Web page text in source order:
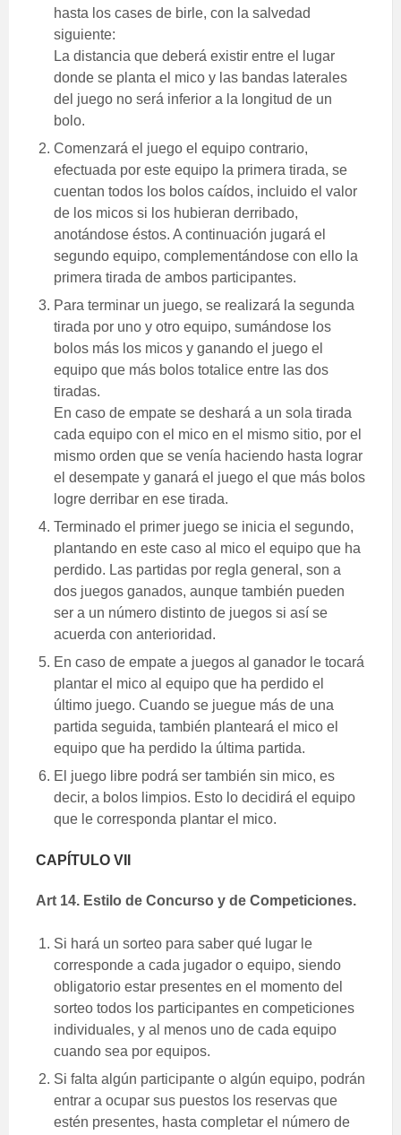
hasta los cases de birle, con la salvedad
siguiente:
La distancia que deberá existir entre el lugar
donde se planta el mico y las bandas laterales
del juego no será inferior a la longitud de un
bolo.
Comenzará el juego el equipo contrario,
efectuada por este equipo la primera tirada, se
cuentan todos los bolos caídos, incluido el valor
de los micos si los hubieran derribado,
anotándose éstos. A continuación jugará el
segundo equipo, complementándose con ello la
primera tirada de ambos participantes.
Para terminar un juego, se realizará la segunda
tirada por uno y otro equipo, sumándose los
bolos más los micos y ganando el juego el
equipo que más bolos totalice entre las dos
tiradas.
En caso de empate se deshará a un sola tirada
cada equipo con el mico en el mismo sitio, por el
mismo orden que se venía haciendo hasta lograr
el desempate y ganará el juego el que más bolos
logre derribar en ese tirada.
Terminado el primer juego se inicia el segundo,
plantando en este caso al mico el equipo que ha
perdido. Las partidas por regla general, son a
dos juegos ganados, aunque también pueden
ser a un número distinto de juegos si así se
acuerda con anterioridad.
En caso de empate a juegos al ganador le tocará
plantar el mico al equipo que ha perdido el
último juego. Cuando se juegue más de una
partida seguida, también planteará el mico el
equipo que ha perdido la última partida.
El juego libre podrá ser también sin mico, es
decir, a bolos limpios. Esto lo decidirá el equipo
que le corresponda plantar el mico.
CAPÍTULO VII
Art 14. Estilo de Concurso y de Competiciones.
Si hará un sorteo para saber qué lugar le
corresponde a cada jugador o equipo, siendo
obligatorio estar presentes en el momento del
sorteo todos los participantes en competiciones
individuales, y al menos uno de cada equipo
cuando sea por equipos.
Si falta algún participante o algún equipo, podrán
entrar a ocupar sus puestos los reservas que
estén presentes, hasta completar el número de